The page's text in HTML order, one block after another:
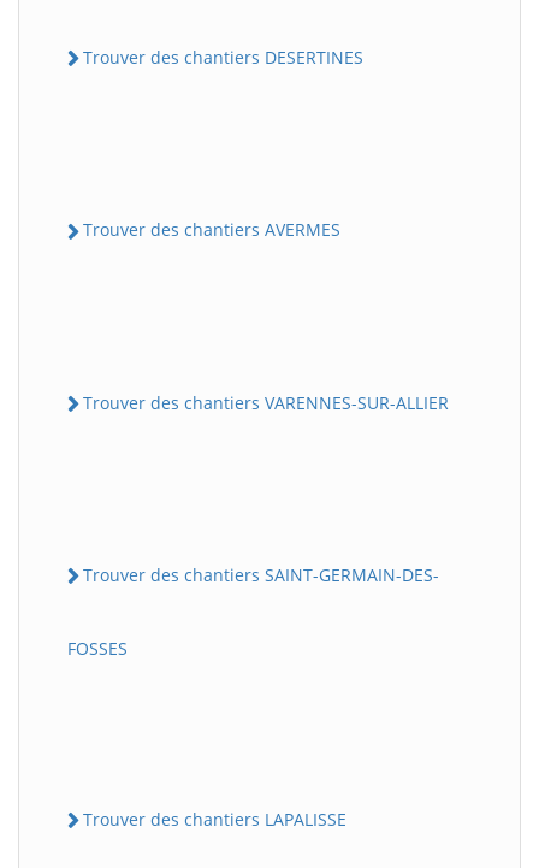
Trouver des chantiers DESERTINES
Trouver des chantiers AVERMES
Trouver des chantiers VARENNES-SUR-ALLIER
Trouver des chantiers SAINT-GERMAIN-DES-
FOSSES
Trouver des chantiers LAPALISSE